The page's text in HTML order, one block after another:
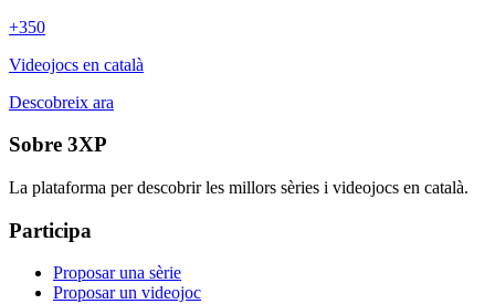
+350
Videojocs en català
Descobreix ara
Sobre 3XP
La plataforma per descobrir les millors sèries i videojocs en català.
Participa
Proposar una sèrie
Proposar un videojoc